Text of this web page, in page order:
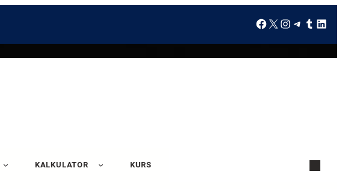
KALKULATOR KURS